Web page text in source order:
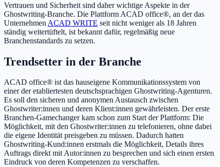
Vertrauen und Sicherheit sind daher wichtige Aspekte in der
Ghostwriting-Branche. Die Plattform ACAD office®, an der das
Unternehmen ACAD WRITE seit nicht weniger als 18 Jahren
ständig weitertüftelt, ist bekannt dafür, regelmäßig neue
Branchenstandards zu setzen.
Trendsetter in der Branche
ACAD office® ist das hauseigene Kommunikationssystem von
einer der etabliertesten deutschsprachigen Ghostwriting-Agenturen.
Es soll den sicheren und anonymen Austausch zwischen
Ghostwriter:innen und deren Klient:innen gewährleisten. Der erste
Branchen-Gamechanger kam schon zum Start der Plattform: Die
Möglichkeit, mit den Ghostwriter:innen zu telefonieren, ohne dabei
die eigene Identität preisgeben zu müssen. Dadurch hatten
Ghostwriting-Kund:innen erstmals die Möglichkeit, Details ihres
Auftrags direkt mit Autor:innen zu besprechen und sich einen ersten
Eindruck von deren Kompetenzen zu verschaffen.